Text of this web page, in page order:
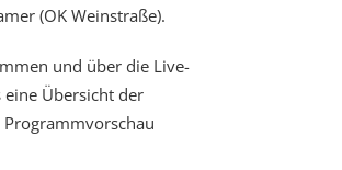
(OK Weinstraße).
und über die Live-
eine Übersicht der